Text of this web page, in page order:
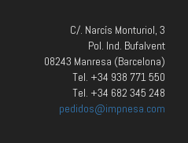
C/. Narcís Monturiol, 3
Pol. Ind. Bufalvent
08243 Manresa (Barcelona)
Tel. +34 938 771 550
Tel. +34 682 345 248
pedidos@impnesa.com